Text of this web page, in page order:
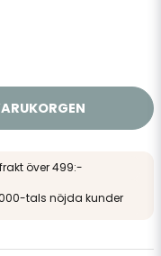
över 499:-
tals nöjda kunder